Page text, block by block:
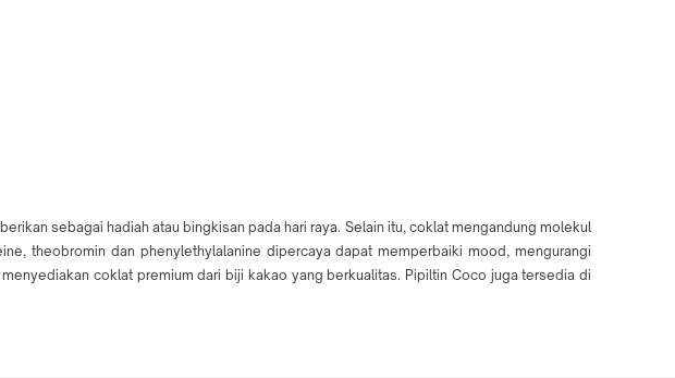
sebagai hadiah atau bingkisan pada hari raya. Selain itu, coklat mengandung molekul
theobromin dan phenylethylalanine dipercaya dapat memperbaiki mood, mengurangi
coklat premium dari biji kakao yang berkualitas. Pipiltin Coco juga tersedia di